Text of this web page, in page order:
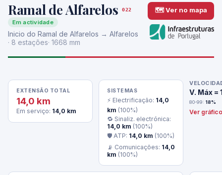
Ramal de Alfarelos 022
Em actividade
Inicio do Ramal de Alfarelos → Alfarelos
· 8 estações· 1668 mm
🗺 Ver no mapa
EXTENSÃO TOTAL
14,0 km
Em serviço: 14,0 km
SISTEMAS
⚡ Electrificação: 14,0
km (100%)
🔁 Sinaliz. electrónica:
14,0 km (100%)
🛡 ATP: 14,0 km (100%)
📡 Comunicações: 14,0
km (100%)
V. Máx =
80-99: 18%
Ver